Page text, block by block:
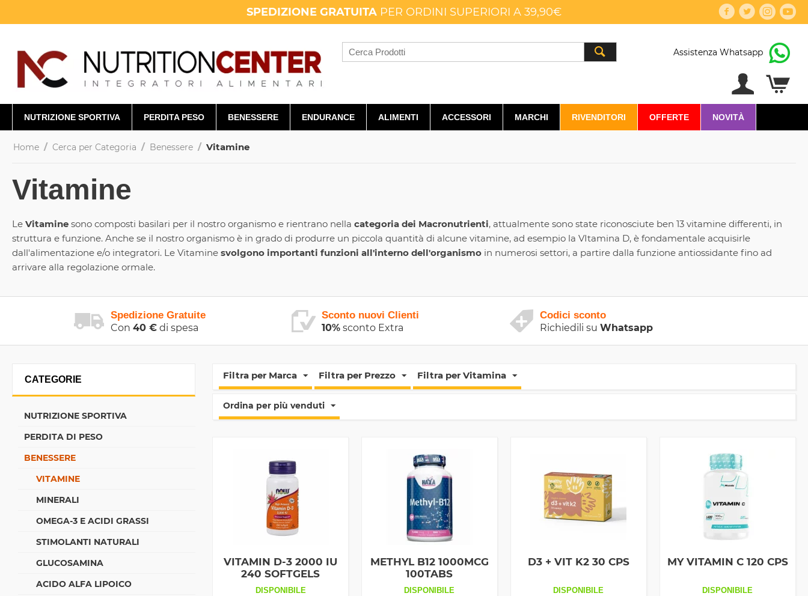
SPEDIZIONE GRATUITA PER ORDINI SUPERIORI A 39,90€
Assistenza Whatsapp
NUTRIZIONE SPORTIVA PERDITA PESO BENESSERE ENDURANCE ALIMENTI ACCESSORI MARCHI RIVENDITORI OFFERTE NOVITÀ
Home / Cerca per Categoria / Benessere / Vitamine
Vitamine
Le Vitamine sono composti basilari per il nostro organismo e rientrano nella categoria dei Macronutrienti, attualmente sono state riconosciute ben 13 vitamine differenti, in
struttura e funzione. Anche se il nostro organismo è in grado di produrre un piccola quantità di alcune vitamine, ad esempio la VItamina D, è fondamentale acquisirle
dall'alimentazione e/o integratori. Le Vitamine svolgono importanti funzioni all'interno dell'organismo in numerosi settori, a partire dalla funzione antiossidante fino ad
arrivare alla regolazione ormale.
Spedizione Gratuite
Con 40 € di spesa
Sconto nuovi Clienti
10% sconto Extra
Codici sconto
Richiedili su Whatsapp
CATEGORIE
NUTRIZIONE SPORTIVA
PERDITA DI PESO
BENESSERE
VITAMINE
MINERALI
OMEGA-3 E ACIDI GRASSI
STIMOLANTI NATURALI
GLUCOSAMINA
ACIDO ALFA LIPOICO
Filtra per Marca Filtra per Prezzo Filtra per Vitamina
Ordina per più venduti
VITAMIN D-3 2000 IU
240 SOFTGELS
DISPONIBILE
METHYL B12 1000MCG
100TABS
DISPONIBILE
D3 + VIT K2 30 CPS
DISPONIBILE
MY VITAMIN C 120 CPS
DISPONIBILE